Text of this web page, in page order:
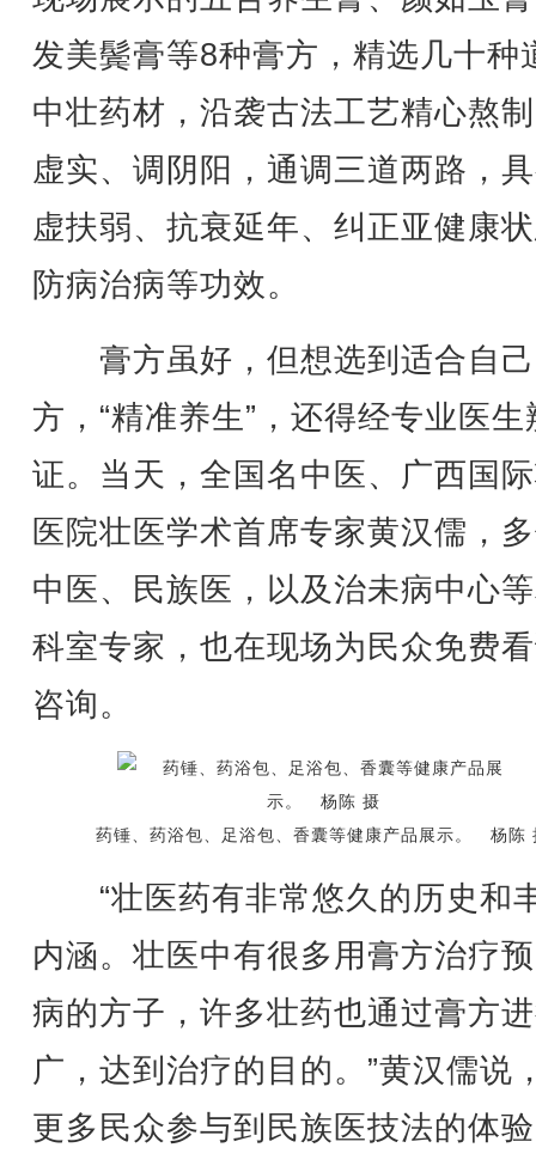
发美鬓膏等8种膏方，精选几十种
中壮药材，沿袭古法工艺精心熬
虚实、调阴阳，通调三道两路，
虚扶弱、抗衰延年、纠正亚健康
防病治病等功效。
膏方虽好，但想选到适合自
方，“精准养生”，还得经专业医生
证。当天，全国名中医、广西国
医院壮医学术首席专家黄汉儒，
中医、民族医，以及治未病中心
科室专家，也在现场为民众免费
咨询。
药锤、药浴包、足浴包、香囊等健康产品展示。 杨陈
“壮医药有非常悠久的历史和
内涵。壮医中有很多用膏方治疗
病的方子，许多壮药也通过膏方
广，达到治疗的目的。”黄汉儒说
更多民众参与到民族医技法的体